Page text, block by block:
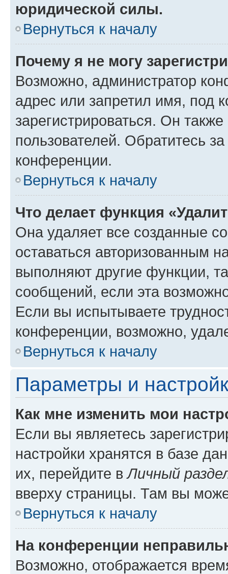
юридической силы.
Вернуться к началу
Почему я не могу
Возможно, администратор
адрес или запретил имя, под
зарегистрироваться. Он
пользователей. Обратитесь
конференции.
Вернуться к началу
Что делает функция
Она удаляет все созданные
оставаться авторизованным
выполняют другие функции,
сообщений, если эта
Если вы испытываете
конференции, возможно,
Вернуться к началу
Параметры и
Как мне изменить мои
Если вы являетесь
настройки хранятся в базе
их, перейдите вЛичный
вверху страницы. Там вы
Вернуться к началу
На конференции
Возможно, отображается